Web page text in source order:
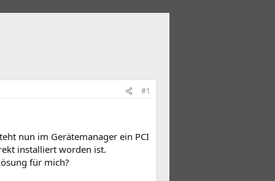
#1
nun im Gerätemanager ein PCI
installiert worden ist.
für mich?